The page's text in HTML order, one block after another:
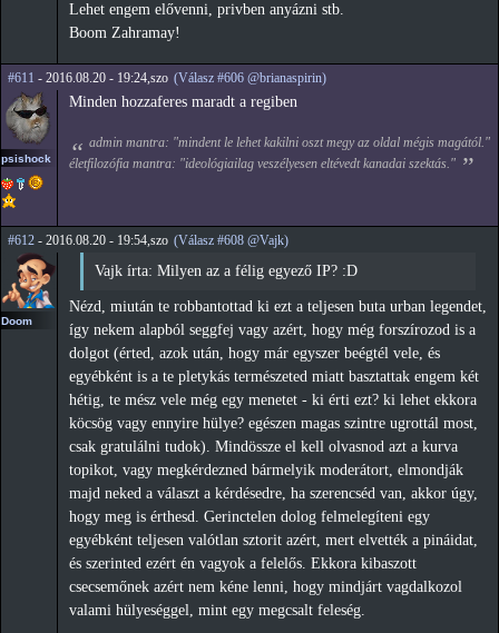
Lehet engem elővenni, privben anyázni stb.
Boom Zahramay!
#611 - 2016.08.20 - 19:24,szo (Válasz #606 @brianaspirin)
psishock
Minden hozzaferes maradt a regiben
admin mantra: "mindent le lehet kakilni oszt megy az oldal mégis magától."
életfilozófia mantra: "ideológiailag veszélyesen eltévedt kanadai szektás."
#612 - 2016.08.20 - 19:54,szo (Válasz #608 @Vajk)
Doom
Vajk írta: Milyen az a félig egyező IP? :D
Nézd, miután te robbantottad ki ezt a teljesen buta urban legendet,
így nekem alapból seggfej vagy azért, hogy még forszírozod is a
dolgot (érted, azok után, hogy már egyszer beégtél vele, és
egyébként is a te pletykás természeted miatt basztattak engem két
hétig, te mész vele még egy menetet - ki érti ezt? ki lehet ekkora
köcsög vagy ennyire hülye? egészen magas szintre ugrottál most,
csak gratulálni tudok). Mindössze el kell olvasnod azt a kurva
topikot, vagy megkérdezned bármelyik moderátort, elmondják
majd neked a választ a kérdésedre, ha szerencséd van, akkor úgy,
hogy meg is érthesd. Gerinctelen dolog felmelegíteni egy
egyébként teljesen valótlan sztorit azért, mert elvették a pináidat,
és szerinted ezért én vagyok a felelős. Ekkora kibaszott
csecsemőnek azért nem kéne lenni, hogy mindjárt vagdalkozol
valami hülyeséggel, mint egy megcsalt feleség.